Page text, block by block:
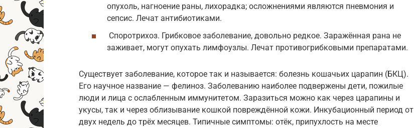
опухоль, нагноение раны, лихорадка; осложнениями являются пневмония и
сепсис. Лечат антибиотиками.
Споротрихоз. Грибковое заболевание, довольно редкое. Заражённая рана не
заживает, могут опухать лимфоузлы. Лечат противогрибковыми препаратами.
Существует заболевание, которое так и называется: болезнь кошачьих царапин (БКЦ).
Его научное название — фелиноз. Заболеванию наиболее подвержены дети, пожилые
люди и лица с ослабленным иммунитетом. Заразиться можно как через царапины и
укусы, так и через облизывание кошкой повреждённой кожи. Инкубационный период от
двух недель до трёх месяцев. Типичные симптомы: отёк, припухлость на месте